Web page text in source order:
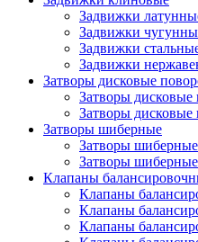
Задвижки
Задвижки
Задвижки
Задвижки
Затворы дисковые
Затворы
Затворы
Затворы шиберные
Затворы
Затворы
Клапаны
Клапаны
Клапаны
Клапаны